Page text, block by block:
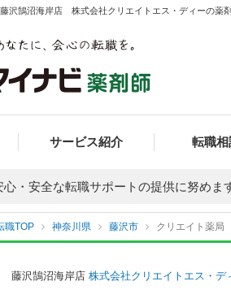
沢鵠沼海岸店 株式会社クリエイトエス・ディーの薬
サービス紹介 転職相
心・安全な転職サポートの提供に努めま
職TOP 神奈川県 藤沢市 クリエイト薬局
藤沢鵠沼海岸店 株式会社クリエイトエス・デ